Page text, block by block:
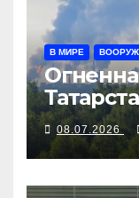
В МИРЕ
08.07.2026